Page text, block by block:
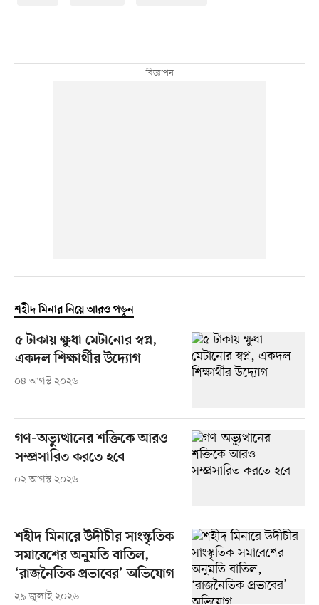
শহীদ মিনার নিয়ে আরও পড়ুন
৫ টাকায় ক্ষুধা মেটানোর স্বপ্ন,
একদল শিক্ষার্থীর উদ্যোগ
০৪ আগস্ট ২০২৬
গণ-অভ্যুত্থানের শক্তিকে আরও
সম্প্রসারিত করতে হবে
০২ আগস্ট ২০২৬
শহীদ মিনারে উদীচীর সাংস্কৃতিক
সমাবেশের অনুমতি বাতিল,
‘রাজনৈতিক প্রভাবের’ অভিযোগ
২৯ জুলাই ২০২৬